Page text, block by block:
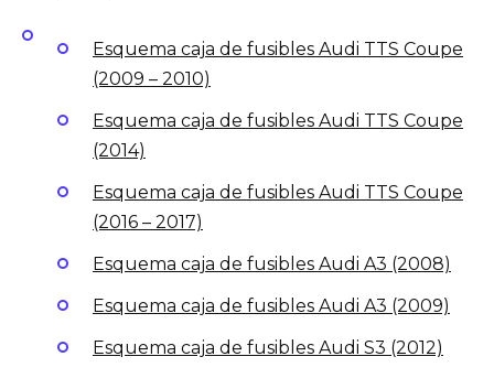
Esquema caja de fusibles Audi TTS Coupe
(2009 – 2010)
Esquema caja de fusibles Audi TTS Coupe
(2014)
Esquema caja de fusibles Audi TTS Coupe
(2016 – 2017)
Esquema caja de fusibles Audi A3 (2008)
Esquema caja de fusibles Audi A3 (2009)
Esquema caja de fusibles Audi S3 (2012)